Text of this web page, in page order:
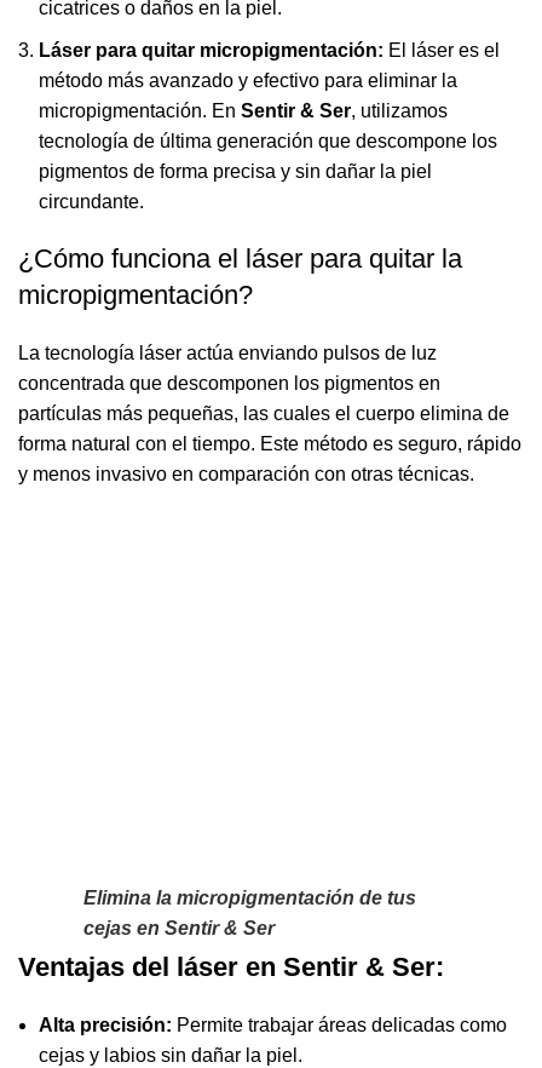
cicatrices o daños en la piel.
Láser para quitar micropigmentación: El láser es el
método más avanzado y efectivo para eliminar la
micropigmentación. En Sentir & Ser, utilizamos
tecnología de última generación que descompone los
pigmentos de forma precisa y sin dañar la piel
circundante.
¿Cómo funciona el láser para quitar la
micropigmentación?
La tecnología láser actúa enviando pulsos de luz
concentrada que descomponen los pigmentos en
partículas más pequeñas, las cuales el cuerpo elimina de
forma natural con el tiempo. Este método es seguro, rápido
y menos invasivo en comparación con otras técnicas.
Elimina la micropigmentación de tus
cejas en Sentir & Ser
Ventajas del láser en Sentir & Ser:
Alta precisión: Permite trabajar áreas delicadas como
cejas y labios sin dañar la piel.